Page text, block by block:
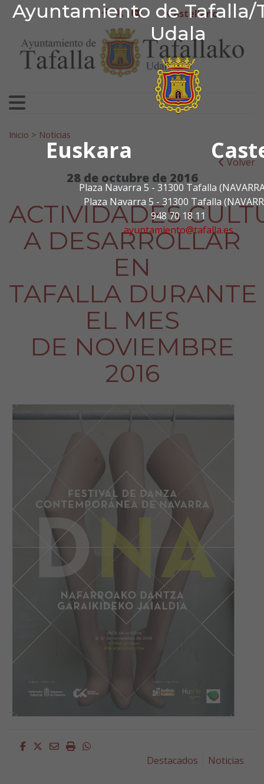
Ayuntamiento de Tafalla/
Udala
Euskara
Plaza Navarra 5 - 31300 Tafalla
Plaza Navarra 5 - 31300 Tafalla
948 70 18 11
ayuntamiento@tafalla.es
Ir al contenido
Ayuntamiento de
facebook
twitter
youtubeCastellano
Search for:
Inicio > Noticias
Volver
28 de octubre de 2016
ACTIVIDADES
A DESARROLLAR
EN
TAFALLA DURANTE
EL MES
DE NOVIEMBRE
2016
Facebook
Twitter
EmailImprimirWhatsapp
Destacados
Noticias